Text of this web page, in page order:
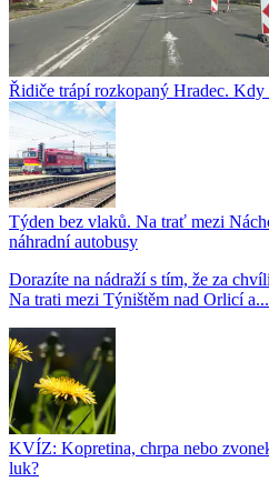
Řidiče trápí rozkopaný Hradec. Kdy
Týden bez vlaků. Na trať mezi
náhradní autobusy
Dorazíte na nádraží s tím, že za
Na trati mezi Týništěm nad Orlicí a...
KVÍZ: Kopretina, chrpa nebo
luk?